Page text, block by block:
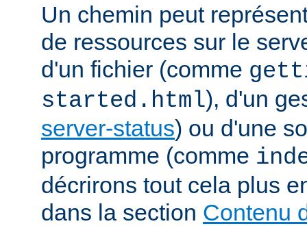
Un chemin peut
de ressources sur le
d'un fichier (comme
started.html), d'un
server-status) ou d'une
programme (comme
décrirons tout cela plus
dans la section Contenu